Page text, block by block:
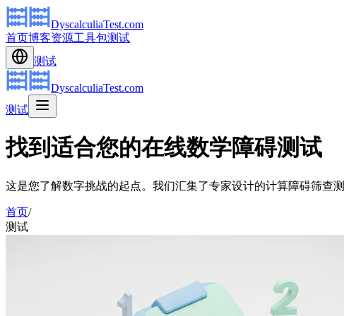
DyscalculiaTest.com
首页博客资源工具包测试
测试
DyscalculiaTest.com
测试
找到适合您的在线数学障碍测试
这是您了解数字挑战的起点。我们汇集了专家设计的计算障碍筛查
首页/
测试